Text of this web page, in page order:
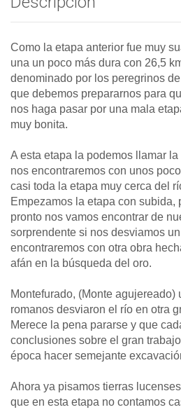
Como la etapa anterior fue muy
una un poco más dura con 26,5
denominado por los peregrinos
que debemos prepararnos para
nos haga pasar por una mala
muy bonita.
A esta etapa la podemos llamar
nos encontraremos con unos
casi toda la etapa muy cerca del
Empezamos la etapa con subida,
pronto nos vamos encontrar de
sorprendente si nos desviamos
encontraremos con otra obra
afán en la búsqueda del oro.
Montefurado, (Monte agujereado)
romanos desviaron el río en otra
Merece la pena pararse y que
conclusiones sobre el gran
época hacer semejante
Ahora ya pisamos tierras
que en esta etapa no contamos